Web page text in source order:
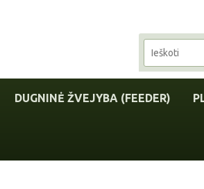
DUGNINĖ ŽVEJYBA (FEEDER)